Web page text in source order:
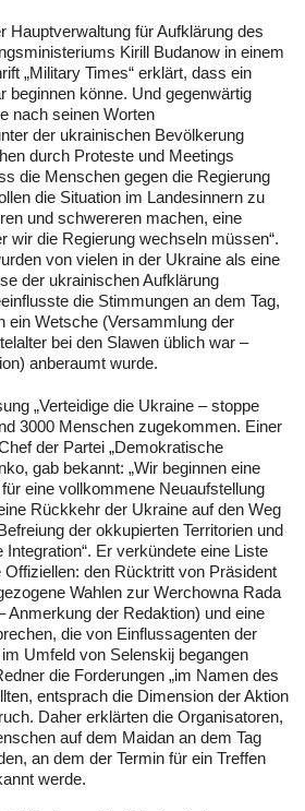
Hauptverwaltung für Aufklärung des
Kirill Budanow in einem
„Military Times“ erklärt, dass ein
beginnen könne. Und gegenwärtig
nach seinen Worten
der ukrainischen Bevölkerung
durch Proteste und Meetings
die Menschen gegen die Regierung
die Situation im Landesinnern zu
und schwereren machen, eine
wir die Regierung wechseln müssen“.
von vielen in der Ukraine als eine
der ukrainischen Aufklärung
die Stimmungen an dem Tag,
ein Wetsche (Versammlung der
bei den Slawen üblich war –
anberaumt wurde.
„Verteidige die Ukraine – stoppe
3000 Menschen zugekommen. Einer
der Partei „Demokratische
gab bekannt: „Wir beginnen eine
eine vollkommene Neuaufstellung
Rückkehr der Ukraine auf den Weg
der okkupierten Territorien und
Er verkündete eine Liste
den Rücktritt von Präsident
Wahlen zur Werchowna Rada
Anmerkung der Redaktion) und eine
die von Einflussagenten der
Umfeld von Selenskij begangen
die Forderungen „im Namen des
entsprach die Dimension der Aktion
Daher erklärten die Organisatoren,
auf dem Maidan an dem Tag
an dem der Termin für ein Treffen
werde.